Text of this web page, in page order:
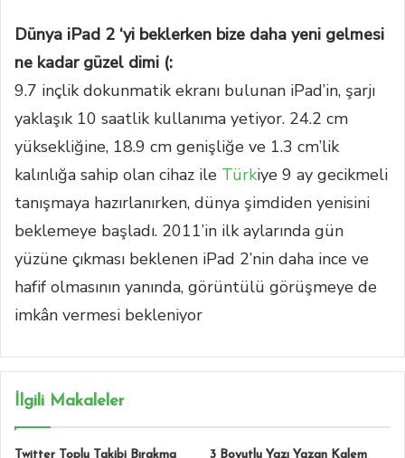
Dünya iPad 2 ‘yi beklerken bize daha yeni gelmesi
ne kadar güzel dimi (:
9.7 inçlik dokunmatik ekranı bulunan iPad’in, şarjı
yaklaşık 10 saatlik kullanıma yetiyor. 24.2 cm
yüksekliğine, 18.9 cm genişliğe ve 1.3 cm’lik
kalınlığa sahip olan cihaz ile Türkiye 9 ay gecikmeli
tanışmaya hazırlanırken, dünya şimdiden yenisini
beklemeye başladı. 2011’in ilk aylarında gün
yüzüne çıkması beklenen iPad 2’nin daha ince ve
hafif olmasının yanında, görüntülü görüşmeye de
imkân vermesi bekleniyor
İlgili Makaleler
Twitter Toplu Takibi Bırakma
3 Boyutlu Yazı Yazan Kalem